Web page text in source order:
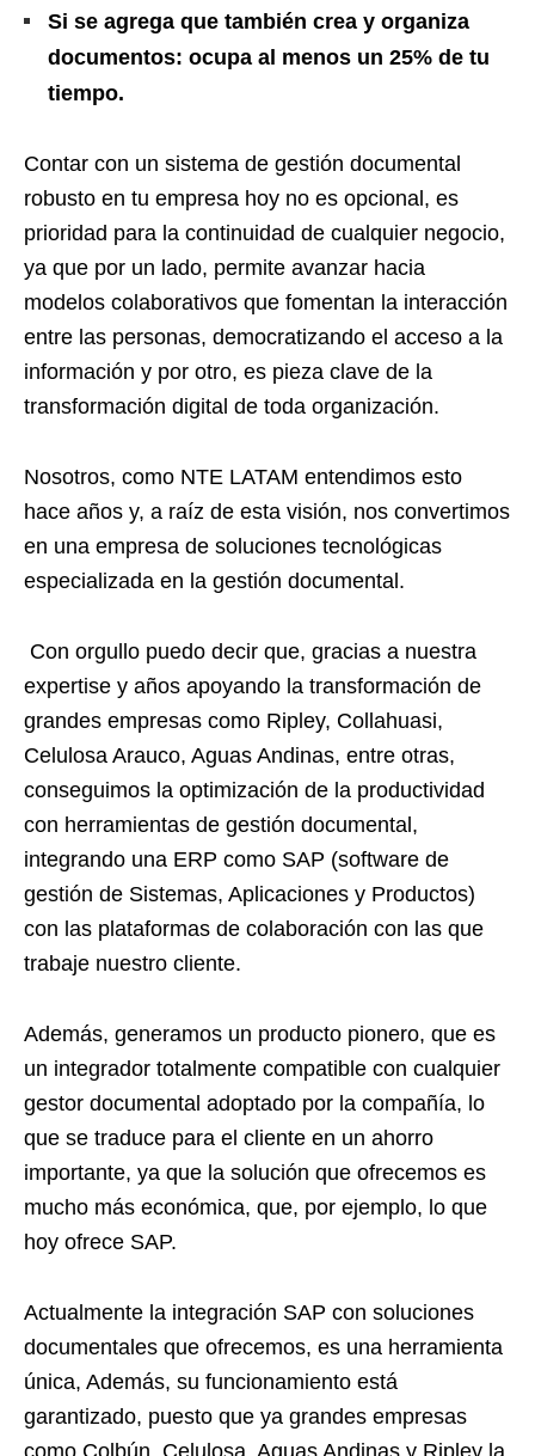
Si se agrega que también crea y organiza
documentos: ocupa al menos un 25% de tu
tiempo.
Contar con un sistema de gestión documental
robusto en tu empresa hoy no es opcional, es
prioridad para la continuidad de cualquier negocio,
ya que por un lado, permite avanzar hacia
modelos colaborativos que fomentan la interacción
entre las personas, democratizando el acceso a la
información y por otro, es pieza clave de la
transformación digital de toda organización.
Nosotros, como NTE LATAM entendimos esto
hace años y, a raíz de esta visión, nos convertimos
en una empresa de soluciones tecnológicas
especializada en la gestión documental.
Con orgullo puedo decir que, gracias a nuestra
expertise y años apoyando la transformación de
grandes empresas como Ripley, Collahuasi,
Celulosa Arauco, Aguas Andinas, entre otras,
conseguimos la optimización de la productividad
con herramientas de gestión documental,
integrando una ERP como SAP (software de
gestión de Sistemas, Aplicaciones y Productos)
con las plataformas de colaboración con las que
trabaje nuestro cliente.
Además, generamos un producto pionero, que es
un integrador totalmente compatible con cualquier
gestor documental adoptado por la compañía, lo
que se traduce para el cliente en un ahorro
importante, ya que la solución que ofrecemos es
mucho más económica, que, por ejemplo, lo que
hoy ofrece SAP.
Actualmente la integración SAP con soluciones
documentales que ofrecemos, es una herramienta
única, Además, su funcionamiento está
garantizado, puesto que ya grandes empresas
como Colbún, Celulosa, Aguas Andinas y Ripley la